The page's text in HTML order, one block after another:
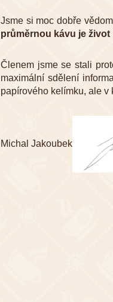
Jsme si moc dobře
průměrnou kávu je život
Členem jsme se stali
maximální sdělení
papírového kelímku, ale
Michal Jakoubek